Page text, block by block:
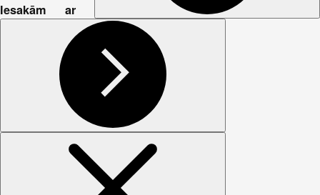
Iesakām ar